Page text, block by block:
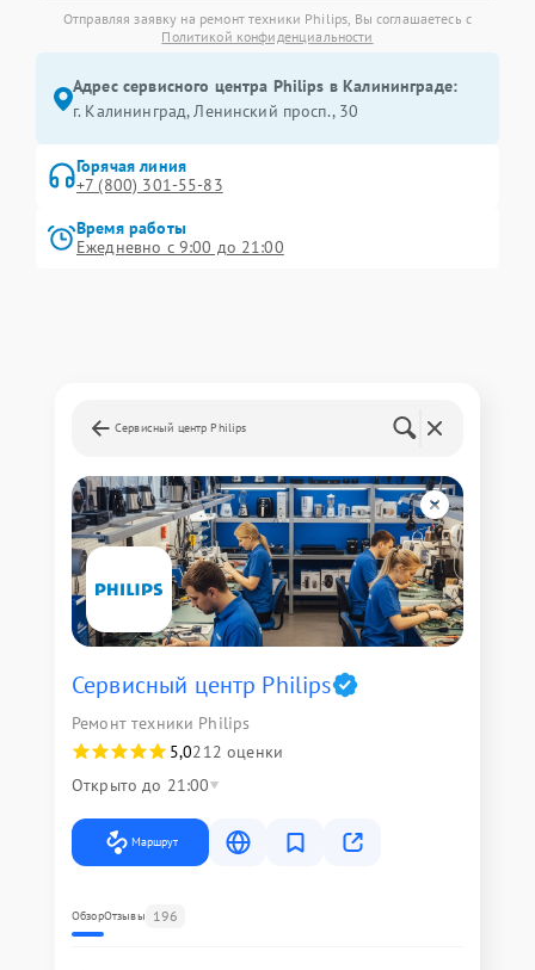
Отправляя заявку на ремонт техники Philips, Вы соглашаетесь с
Политикой конфиденциальности
Адрес сервисного центра Philips в Калининграде:
г. Калининград, Ленинский просп., 30
Горячая линия
+7 (800) 301-55-83
Время работы
Ежедневно с 9:00 до 21:00
Сервисный центр Philips
Сервисный центр Philips
Ремонт техники Philips
5,0212 оценки
Открыто до 21:00
Маршрут
ОбзорОтзывы 196